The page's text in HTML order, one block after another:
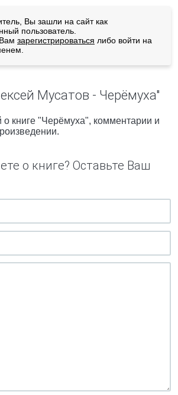
Вы зашли на сайт как
пользователь.
зарегистрироваться либо войти на
Мусатов - Черёмуха"
о книге "Черёмуха", комментарии и
о книге? Оставьте Ваш